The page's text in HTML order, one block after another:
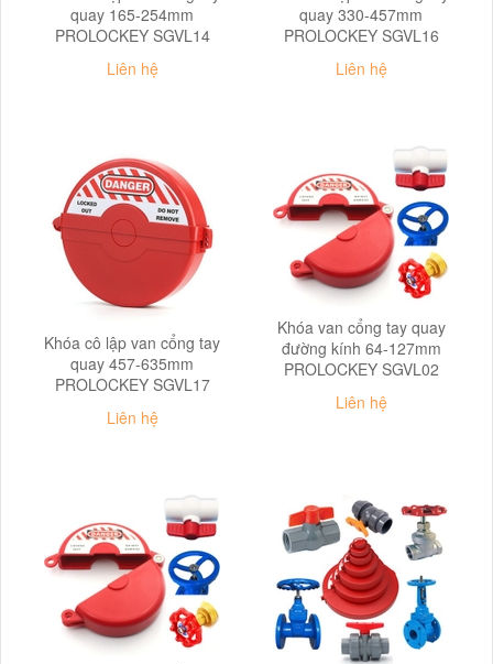
quay 165-254mm
PROLOCKEY SGVL14
Liên hệ
quay 330-457mm
PROLOCKEY SGVL16
Liên hệ
Khóa cô lập van cổng tay
quay 457-635mm
PROLOCKEY SGVL17
Liên hệ
Khóa van cổng tay quay
đường kính 64-127mm
PROLOCKEY SGVL02
Liên hệ